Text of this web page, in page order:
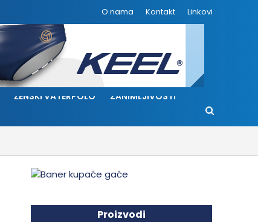
O nama Kontakt Linkovi
ŽENSKI VATERPOLO ZANIMLJIVOSTI
Proizvodi